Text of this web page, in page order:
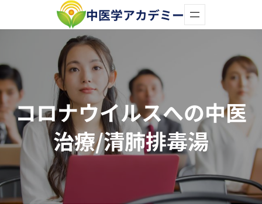
容
ス
キ
ッ
プ
中医学アカデミー
コロナウイルスへの中医
治療/清肺排毒湯